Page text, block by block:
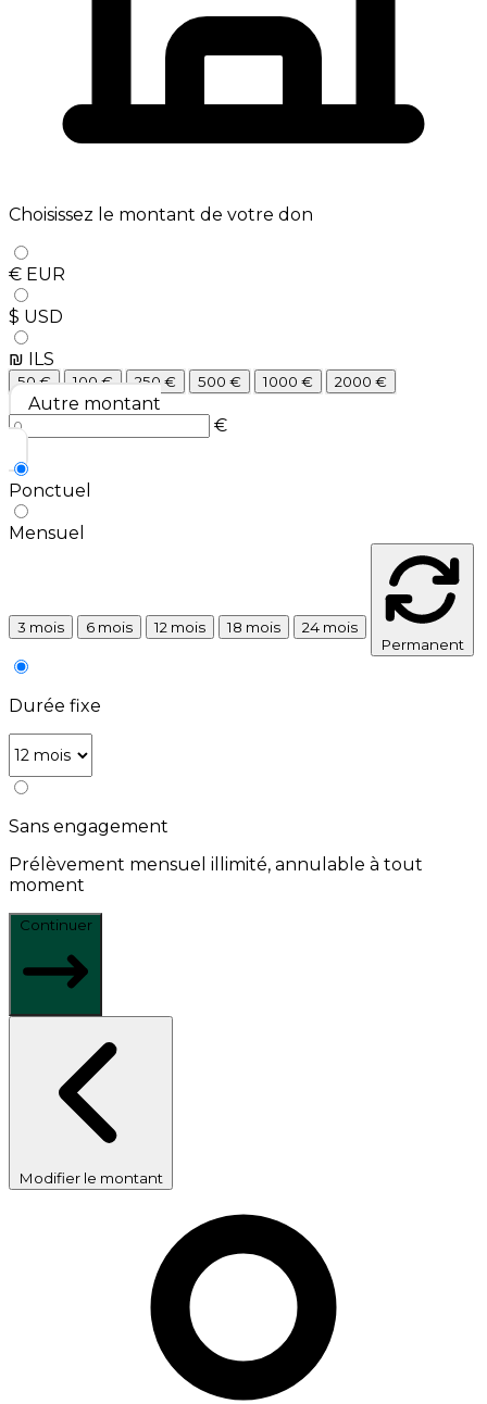
Choisissez le montant de votre don
€ EUR
$ USD
₪ ILS
50€ 100€ 250€ 500 € 1000 € 2000 €
Autre montant
€
Ponctuel
Mensuel
3 mois 6 mois 12 mois 18 mois
24 mois
Permanent
Durée fixe
Sans engagement
Prélèvement mensuel illimité, annulable à tout
moment
Continuer
Modifier le montant